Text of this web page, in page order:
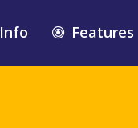
Info Features